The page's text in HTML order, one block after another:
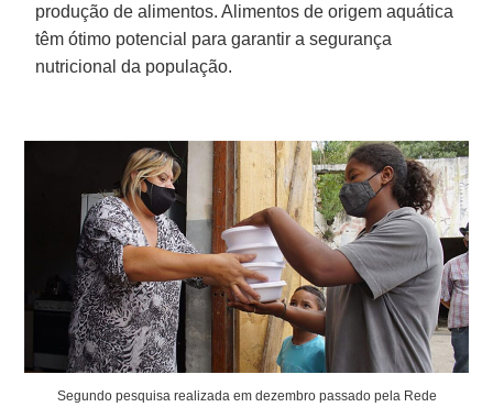
produção de alimentos. Alimentos de origem aquática
têm ótimo potencial para garantir a segurança
nutricional da população.
Segundo pesquisa realizada em dezembro passado pela Rede